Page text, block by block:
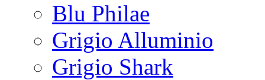
Blu Philae
Grigio Alluminio
Grigio Shark